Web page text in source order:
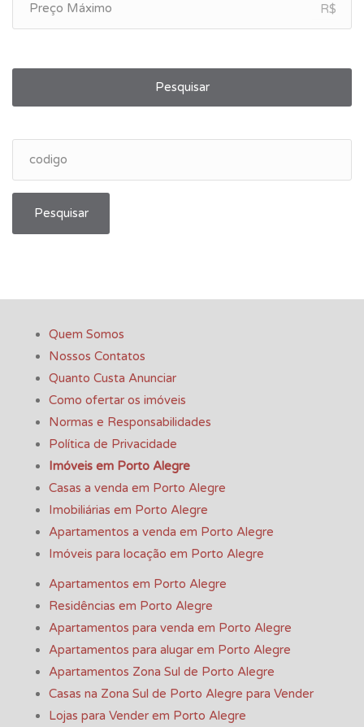
R$
Pesquisar
Pesquisar
Quem Somos
Nossos Contatos
Quanto Custa Anunciar
Como ofertar os imóveis
Normas e Responsabilidades
Política de Privacidade
Imóveis em Porto Alegre
Casas a venda em Porto Alegre
Imobiliárias em Porto Alegre
Apartamentos a venda em Porto Alegre
Imóveis para locação em Porto Alegre
Apartamentos em Porto Alegre
Residências em Porto Alegre
Apartamentos para venda em Porto Alegre
Apartamentos para alugar em Porto Alegre
Apartamentos Zona Sul de Porto Alegre
Casas na Zona Sul de Porto Alegre para Vender
Lojas para Vender em Porto Alegre